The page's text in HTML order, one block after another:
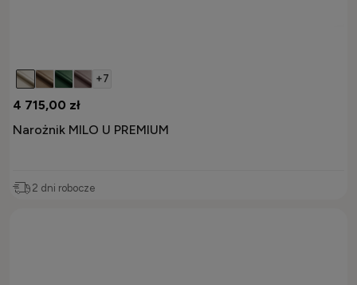
+7
4 715,00 zł
Narożnik MILO U PREMIUM
2 dni robocze